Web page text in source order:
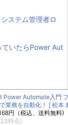
ステム管理者ロ
いたらPower Aut
Power Automate入門
業務を自動化！ [ 松本
円（税込、送料無料)
時点)